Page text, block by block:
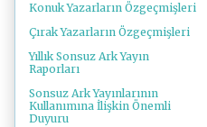
Konuk Yazarların Özgeçmişleri
Çırak Yazarların Özgeçmişleri
Yıllık Sonsuz Ark Yayın
Raporları
Sonsuz Ark Yayınlarının
Kullanımına İlişkin Önemli
Duyuru